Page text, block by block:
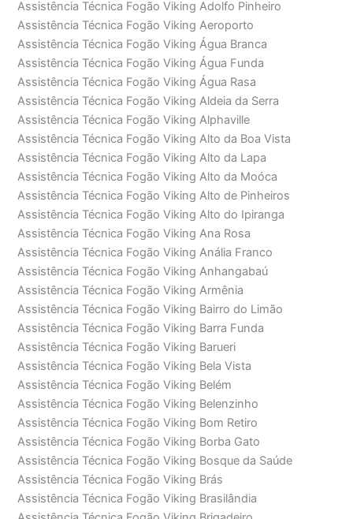
Assistência Técnica Fogão Viking Adolfo Pinheiro
Assistência Técnica Fogão Viking Aeroporto
Assistência Técnica Fogão Viking Água Branca
Assistência Técnica Fogão Viking Água Funda
Assistência Técnica Fogão Viking Água Rasa
Assistência Técnica Fogão Viking Aldeia da Serra
Assistência Técnica Fogão Viking Alphaville
Assistência Técnica Fogão Viking Alto da Boa Vista
Assistência Técnica Fogão Viking Alto da Lapa
Assistência Técnica Fogão Viking Alto da Moóca
Assistência Técnica Fogão Viking Alto de Pinheiros
Assistência Técnica Fogão Viking Alto do Ipiranga
Assistência Técnica Fogão Viking Ana Rosa
Assistência Técnica Fogão Viking Anália Franco
Assistência Técnica Fogão Viking Anhangabaú
Assistência Técnica Fogão Viking Armênia
Assistência Técnica Fogão Viking Bairro do Limão
Assistência Técnica Fogão Viking Barra Funda
Assistência Técnica Fogão Viking Barueri
Assistência Técnica Fogão Viking Bela Vista
Assistência Técnica Fogão Viking Belém
Assistência Técnica Fogão Viking Belenzinho
Assistência Técnica Fogão Viking Bom Retiro
Assistência Técnica Fogão Viking Borba Gato
Assistência Técnica Fogão Viking Bosque da Saúde
Assistência Técnica Fogão Viking Brás
Assistência Técnica Fogão Viking Brasilândia